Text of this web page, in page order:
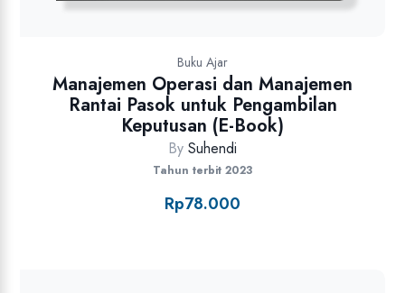
Buku Ajar
Manajemen Operasi dan Manajemen
Rantai Pasok untuk Pengambilan
Keputusan (E-Book)
By Suhendi
Tahun terbit 2023
Rp78.000